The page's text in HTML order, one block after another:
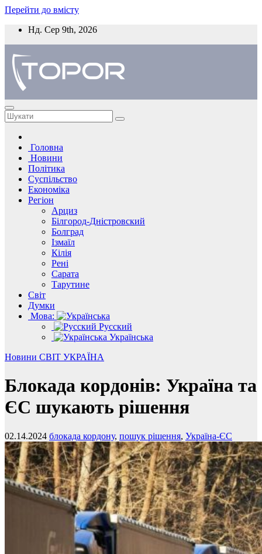
Перейти до вмісту
Нд. Сер 9th, 2026
Головна
Новини
Політика
Суспільство
Економіка
Регіон
Арциз
Білгород-Дністровский
Болград
Ізмаїл
Кілія
Рені
Сарата
Тарутине
Світ
Думки
Мова:
Русский
Українська
Новини СВІТ УКРАЇНА
Блокада кордонів: Україна та
ЄС шукають рішення
02.14.2024 блокада кордону, пошук рішення, Україна-ЄС